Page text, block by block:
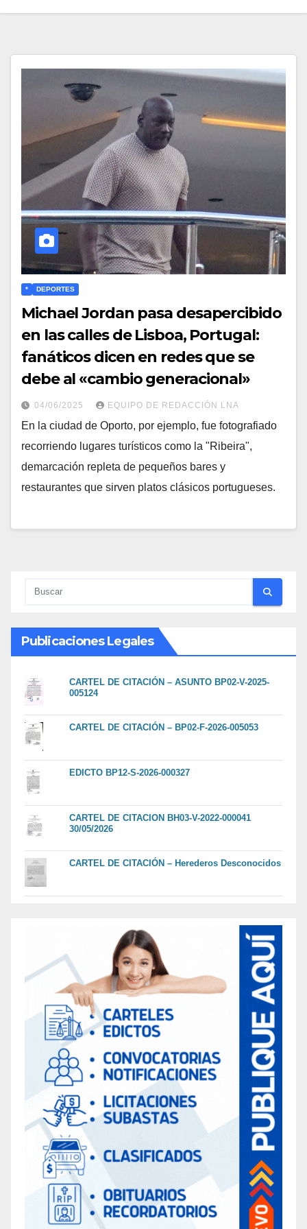
* DEPORTES
Michael Jordan pasa desapercibido
en las calles de Lisboa, Portugal:
fanáticos dicen en redes que se
debe al «cambio generacional»
04/06/2025 EQUIPO DE REDACCIÓN LNA
En la ciudad de Oporto, por ejemplo, fue fotografiado
recorriendo lugares turísticos como la "Ribeira",
demarcación repleta de pequeños bares y
restaurantes que sirven platos clásicos portugueses.
Publicaciones Legales
CARTEL DE CITACIÓN – ASUNTO BP02-V-2025-
005124
CARTEL DE CITACIÓN – BP02-F-2026-005053
EDICTO BP12-S-2026-000327
CARTEL DE CITACION BH03-V-2022-000041
30/05/2026
CARTEL DE CITACIÓN – Herederos Desconocidos